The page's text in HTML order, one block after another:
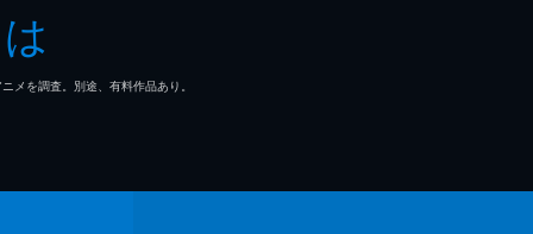
を調査。別途、有料作品あり。